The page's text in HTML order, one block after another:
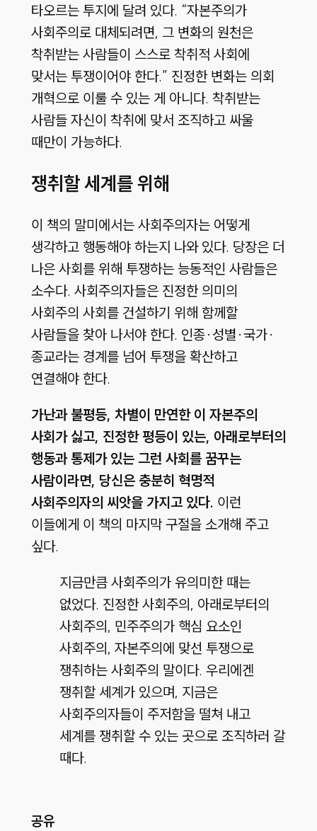
타오르는 투지에 달려 있다. “자본주의가
사회주의로 대체되려면, 그 변화의 원천은
착취받는 사람들이 스스로 착취적 사회에
맞서는 투쟁이어야 한다.” 진정한 변화는 의회
개혁으로 이룰 수 있는 게 아니다. 착취받는
사람들 자신이 착취에 맞서 조직하고 싸울
때만이 가능하다.
쟁취할 세계를 위해
이 책의 말미에서는 사회주의자는 어떻게
생각하고 행동해야 하는지 나와 있다. 당장은 더
나은 사회를 위해 투쟁하는 능동적인 사람들은
소수다. 사회주의자들은 진정한 의미의
사회주의 사회를 건설하기 위해 함께할
사람들을 찾아 나서야 한다. 인종·성별·국가·
종교라는 경계를 넘어 투쟁을 확산하고
연결해야 한다.
가난과 불평등, 차별이 만연한 이 자본주의
사회가 싫고, 진정한 평등이 있는, 아래로부터의
행동과 통제가 있는 그런 사회를 꿈꾸는
사람이라면, 당신은 충분히 혁명적
사회주의자의 씨앗을 가지고 있다. 이런
이들에게 이 책의 마지막 구절을 소개해 주고
싶다.
지금만큼 사회주의가 유의미한 때는
없었다. 진정한 사회주의, 아래로부터의
사회주의, 민주주의가 핵심 요소인
사회주의, 자본주의에 맞선 투쟁으로
쟁취하는 사회주의 말이다. 우리에겐
쟁취할 세계가 있으며, 지금은
사회주의자들이 주저함을 떨쳐 내고
세계를 쟁취할 수 있는 곳으로 조직하러 갈
때다.
공유